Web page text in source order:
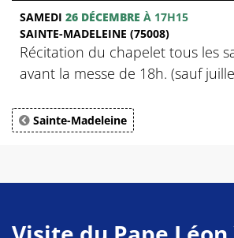
SAMEDI 26 DÉCEMBRE À 17H15
SAINTE-MADELEINE (75008)
Récitation du chapelet tous les
avant la messe de 18h. (sauf
Sainte-Madeleine